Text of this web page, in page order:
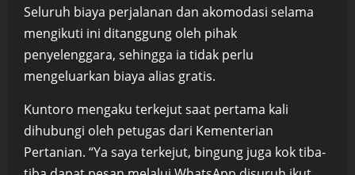
Seluruh biaya perjalanan dan akomodasi selama
mengikuti ini ditanggung oleh pihak
penyelenggara, sehingga ia tidak perlu
mengeluarkan biaya alias gratis.
Kuntoro mengaku terkejut saat pertama kali
dihubungi oleh petugas dari Kementerian
Pertanian. “Ya saya terkejut, bingung juga kok tiba-